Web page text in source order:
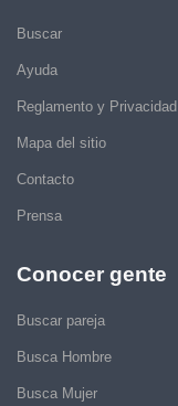
Buscar
Ayuda
Reglamento y Privacidad
Mapa del sitio
Contacto
Prensa
Conocer gente
Buscar pareja
Busca Hombre
Busca Mujer